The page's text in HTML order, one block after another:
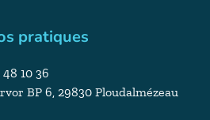
pratiques
10 36
BP 6, 29830 Ploudalmézeau